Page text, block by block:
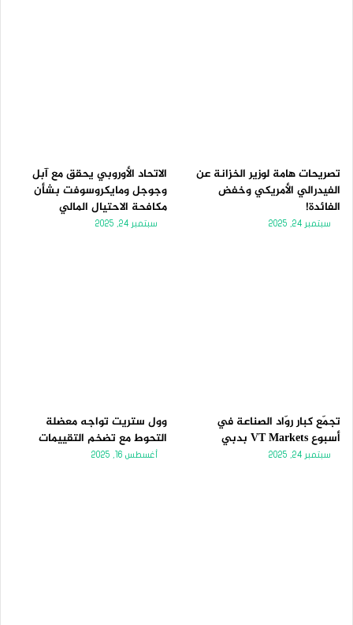
تصريحات هامة لوزير الخزانة عن
الفيدرالي الأمريكي وخفض
الفائدة!
سبتمبر 24, 2025
الاتحاد الأوروبي يحقق مع آبل
وجوجل ومايكروسوفت بشأن
مكافحة الاحتيال المالي
سبتمبر 24, 2025
تجمّع كبار روّاد الصناعة في
أسبوع VT Markets بدبي
سبتمبر 24, 2025
وول ستريت تواجه معضلة
التحوط مع تضخم التقييمات
أغسطس 16, 2025